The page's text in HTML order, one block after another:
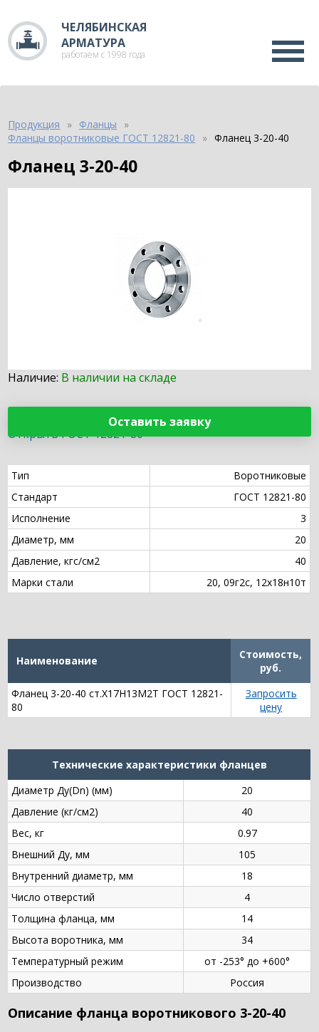
ЧЕЛЯБИНСКАЯ
АРМАТУРА
работаем с 1998 года
Продукция
Фланцы
Фланцы воротниковые ГОСТ 12821-80
Фланец 3-20-40
Фланец 3-20-40
Наличие: В наличии на складе
Оставить заявку
Открыть ГОСТ 12821-80
Тип
Воротниковые
Стандарт
ГОСТ 12821-80
Исполнение
3
Диаметр, мм
20
Давление, кгс/см2
40
Марки стали
20, 09г2с, 12х18н10т
Наименование
Стоимость,
руб.
Фланец 3-20-40 ст.Х17Н13М2Т ГОСТ 12821-
80
Запросить
цену
Технические характеристики фланцев
Диаметр Ду(Dn) (мм)
20
Давление (кг/см2)
40
Вес, кг
0.97
Внешний Ду, мм
105
Внутренний диаметр, мм
18
Число отверстий
4
Толщина фланца, мм
14
Высота воротника, мм
34
Температурный режим
от -253° до +600°
Производство
Россия
Описание фланца воротникового 3-20-40